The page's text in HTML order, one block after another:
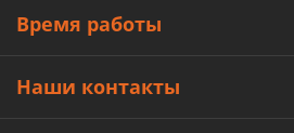
Время работы
Наши контакты